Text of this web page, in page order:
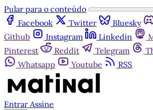
Pular para o conteúdo
Facebook
Twitter Bluesky
Github
Instagram Linkedin
Pinterest
Reddit Telegram
Whatsapp
Youtube RSS
Entrar Assine